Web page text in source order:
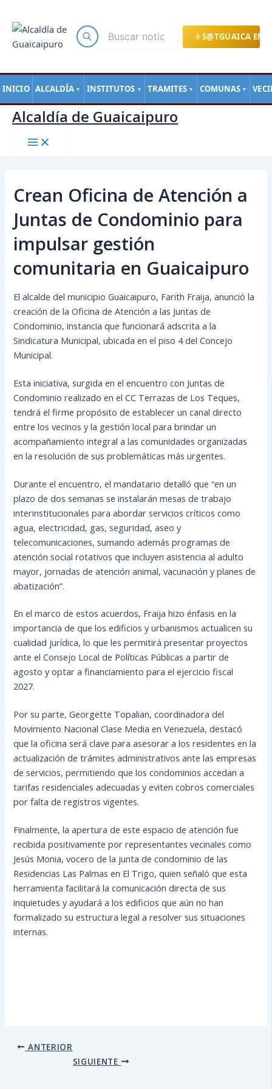
S@TGUAICA EN
INICIO ALCALDÍA ▼ INSTITUTOS ▼ TRAMITES ▼ COMUNAS ▼
contenido
Alcaldía de Guaicaipuro
Crean Oficina de Atención a
Juntas de Condominio para
impulsar gestión
comunitaria en Guaicaipuro
El alcalde del municipio Guaicaipuro, Farith Fraija, anunció la
creación de la Oficina de Atención a las Juntas de
Condominio, instancia que funcionará adscrita a la
Sindicatura Municipal, ubicada en el piso 4 del Concejo
Municipal.
Esta iniciativa, surgida en el encuentro con Juntas de
Condominio realizado en el CC Terrazas de Los Teques,
tendrá el firme propósito de establecer un canal directo
entre los vecinos y la gestión local para brindar un
acompañamiento integral a las comunidades organizadas
en la resolución de sus problemáticas más urgentes.
Durante el encuentro, el mandatario detalló que “en un
plazo de dos semanas se instalarán mesas de trabajo
interinstitucionales para abordar servicios críticos como
agua, electricidad, gas, seguridad, aseo y
telecomunicaciones, sumando además programas de
atención social rotativos que incluyen asistencia al adulto
mayor, jornadas de atención animal, vacunación y planes de
abatización”.
En el marco de estos acuerdos, Fraija hizo énfasis en la
importancia de que los edificios y urbanismos actualicen su
cualidad jurídica, lo que les permitirá presentar proyectos
ante el Consejo Local de Políticas Públicas a partir de
agosto y optar a financiamiento para el ejercicio fiscal
2027.
Por su parte, Georgette Topalian, coordinadora del
Movimiento Nacional Clase Media en Venezuela, destacó
que la oficina será clave para asesorar a los residentes en la
actualización de trámites administrativos ante las empresas
de servicios, permitiendo que los condominios accedan a
tarifas residenciales adecuadas y eviten cobros comerciales
por falta de registros vigentes.
Finalmente, la apertura de este espacio de atención fue
recibida positivamente por representantes vecinales como
Jesús Monia, vocero de la junta de condominio de las
Residencias Las Palmas en El Trigo, quien señaló que esta
herramienta facilitará la comunicación directa de sus
inquietudes y ayudará a los edificios que aún no han
formalizado su estructura legal a resolver sus situaciones
internas.
de
entradas
ANTERIOR
SIGUIENTE